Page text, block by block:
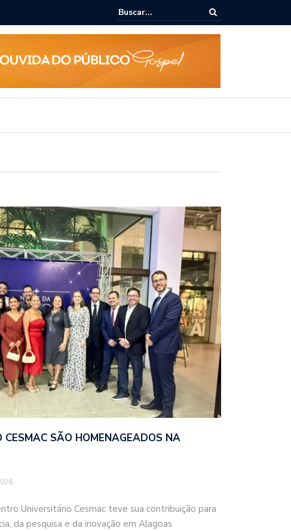
Rodrigo Cunha empossa gestores escolares e sanciona jornada de 30
professores
CESMAC SÃO HOMENAGEADOS NA
Universitário Cesmac teve sua contribuição para
da pesquisa e da inovação em Alagoas